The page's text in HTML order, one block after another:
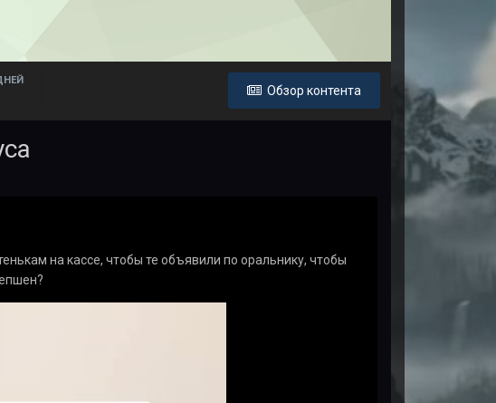
Обзор контента
на кассе, чтобы те объявили по оральнику, чтобы